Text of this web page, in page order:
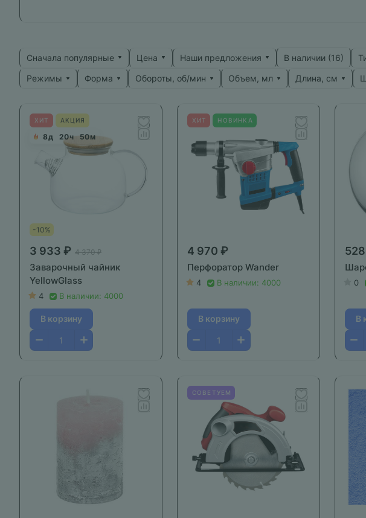
Сначала популярные Цена Наши предложения В наличии (16)
Режимы Форма Обороты, об/мин Объем, мл Длина, см
ХИТ АКЦИЯ
8д 20ч 50м
-10%
3 933 ₽ 4 370 ₽
Заварочный чайник
YellowGlass
4 В наличии: 4000
В корзину
ХИТ НОВИНКА
4 970 ₽
Перфоратор Wander
4 В наличии: 4000
В корзину
0
В
СОВЕТУЕМ